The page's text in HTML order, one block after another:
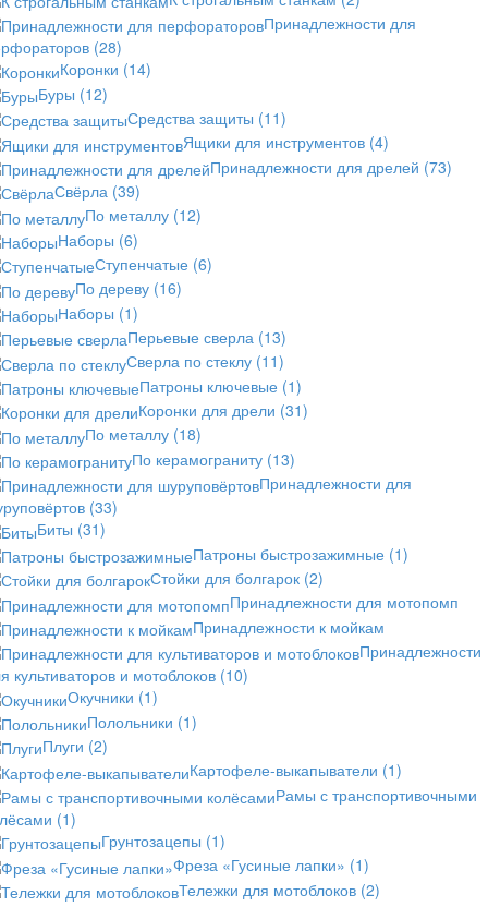
Принадлежности для
(28)
Коронки (14)
Буры (12)
Средства защиты (11)
Ящики для инструментов (4)
Принадлежности для дрелей (73)
Свёрла (39)
По металлу (12)
Наборы (6)
Ступенчатые (6)
По дереву (16)
Наборы (1)
Перьевые сверла (13)
Сверла по стеклу (11)
Патроны ключевые (1)
Коронки для дрели (31)
По металлу (18)
По керамограниту (13)
Принадлежности для
(33)
Биты (31)
Патроны быстрозажимные (1)
Стойки для болгарок (2)
Принадлежности для мотопомп
Принадлежности к мойкам
Принадлежности
культиваторов и мотоблоков (10)
Окучники (1)
Полольники (1)
Плуги (2)
Картофеле-выкапыватели (1)
Рамы с транспортивочными
(1)
Грунтозацепы (1)
Фреза «Гусиные лапки» (1)
Тележки для мотоблоков (2)